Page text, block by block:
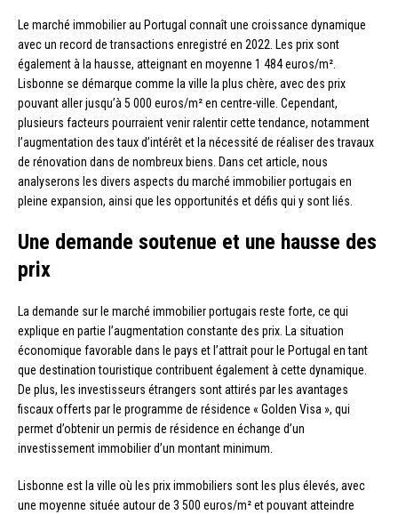
Le marché immobilier au Portugal connaît une croissance dynamique
avec un record de transactions enregistré en 2022. Les prix sont
également à la hausse, atteignant en moyenne 1 484 euros/m².
Lisbonne se démarque comme la ville la plus chère, avec des prix
pouvant aller jusqu’à 5 000 euros/m² en centre-ville. Cependant,
plusieurs facteurs pourraient venir ralentir cette tendance, notamment
l’augmentation des taux d’intérêt et la nécessité de réaliser des travaux
de rénovation dans de nombreux biens. Dans cet article, nous
analyserons les divers aspects du marché immobilier portugais en
pleine expansion, ainsi que les opportunités et défis qui y sont liés.
Une demande soutenue et une hausse des
prix
La demande sur le marché immobilier portugais reste forte, ce qui
explique en partie l’augmentation constante des prix. La situation
économique favorable dans le pays et l’attrait pour le Portugal en tant
que destination touristique contribuent également à cette dynamique.
De plus, les investisseurs étrangers sont attirés par les avantages
fiscaux offerts par le programme de résidence « Golden Visa », qui
permet d’obtenir un permis de résidence en échange d’un
investissement immobilier d’un montant minimum.
Lisbonne est la ville où les prix immobiliers sont les plus élevés, avec
une moyenne située autour de 3 500 euros/m² et pouvant atteindre